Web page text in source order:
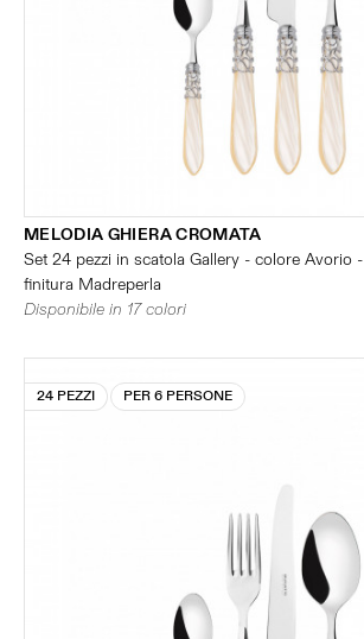
MELODIA GHIERA CROMATA
Set 24 pezzi in scatola Gallery - colore Avorio -
finitura Madreperla
Disponibile in 17 colori
24 PEZZI PER 6 PERSONE